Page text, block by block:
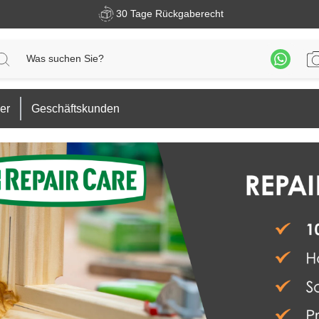
30 Tage Rückgaberecht
Geschäftskunden